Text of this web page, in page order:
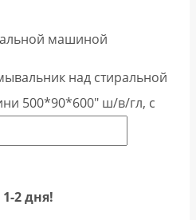
машиной
над стиральной
500*90*600" ш/в/гл, с
2 дня!